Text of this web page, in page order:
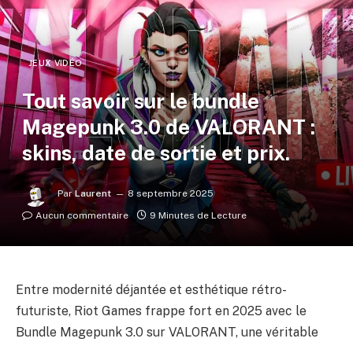
JEUX VIDÉO
Tout savoir sur le bundle
Magepunk 3.0 de VALORANT :
skins, date de sortie et prix.
Par Laurent
8 septembre 2025
Aucun commentaire
9 Minutes de Lecture
Entre modernité déjantée et esthétique rétro-
futuriste, Riot Games frappe fort en 2025 avec le
Bundle Magepunk 3.0 sur VALORANT, une véritable